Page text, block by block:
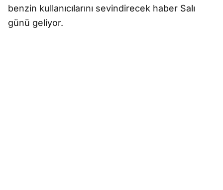
benzin kullanıcılarını sevindirecek haber Salı
günü geliyor.